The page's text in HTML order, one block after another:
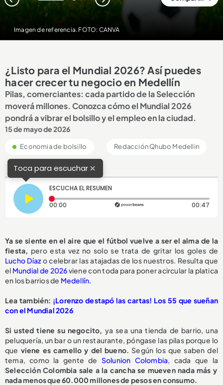
Imagen de referencia. FOTO: CANVA
¿Listo para el Mundial 2026? Así puedes
hacer crecer tu negocio en Medellín
Pilas, comerciantes: cada partido de la Selección
moverá millones. Conozca cómo el Mundial 2026
pondrá a vibrar el bolsillo y el empleo en la ciudad.
15 de mayo de 2026
Economia de bolsillo Redacción Qhubo Medellin
Toca para escuchar×
ESCUCHA EL RESUMEN
00:00 Tiempo transcurrido: 0 segundos 00:47
Ya se siente en el aire que el fútbol vuelve a ser el alma de la
fiesta, pero esta vez no solo se trata de gritar los goles de
Lucho Díaz o celebrar las atajadas de los nuestros. Resulta que
el Mundial de 2026viene con toda para poner acircular la platica
en los barrios de Medellín.
Lea también: ¡Lorenzo destapó las cartas! Los 55 que sueñan
con el Mundial 2026
Si usted tiene su negocito, ya sea una tienda de barrio, una
peluquería, un bar o un restaurante, póngase las pilas porque lo
que viene es camello y del bueno.Según los que saben del
tema, como la gente de Solunion Colombia, cada que la
Selección Colombia sale a la cancha se mueven nada más y
nada menos que 60.000 millones de pesos en consumo.